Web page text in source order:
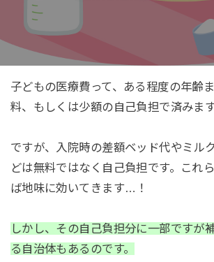
子どもの医療費って、ある程度の年齢
料、もしくは少額の自己負担で済みます
ですが、入院時の差額ベッド代やミル
どは無料ではなく自己負担です。これ
ば地味に効いてきます…！
しかし、その自己負担分に一部ですが
る自治体もあるのです。